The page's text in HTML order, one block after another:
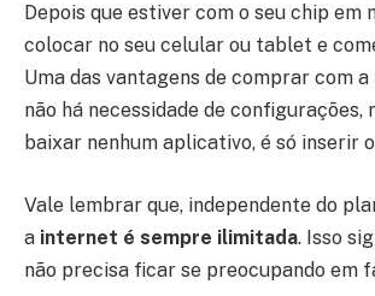
Depois que estiver com o seu chip em
colocar no seu celular ou tablet e
Uma das vantagens de comprar com
não há necessidade de configurações,
baixar nenhum aplicativo, é só inserir
Vale lembrar que, independente do
a internet é sempre ilimitada. Isso
não precisa ficar se preocupando em